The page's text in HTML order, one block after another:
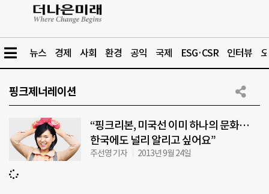
뉴스 경제 사회 환경 공익 국제 ESG·CSR 인터뷰
핑크제너레이션
“핑크리본, 미국선 이미 하나의 문화…
한국에도 널리 알리고 싶어요”
주선영 기자 2013년 9월 24일